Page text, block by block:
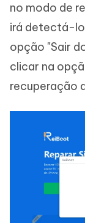
no modo de
irá detectá-
opção "Sair
clicar na
recuperação